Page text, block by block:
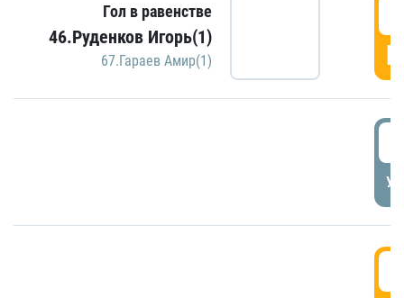
Гол в равенстве
46.Руденков Игорь(1)
67.Гараев Амир(1)